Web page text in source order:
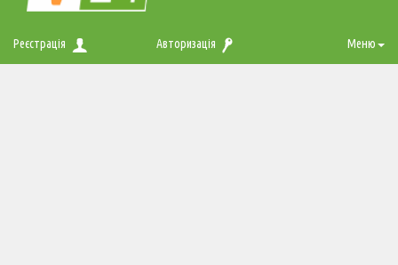
Реєстрація Авторизація Меню